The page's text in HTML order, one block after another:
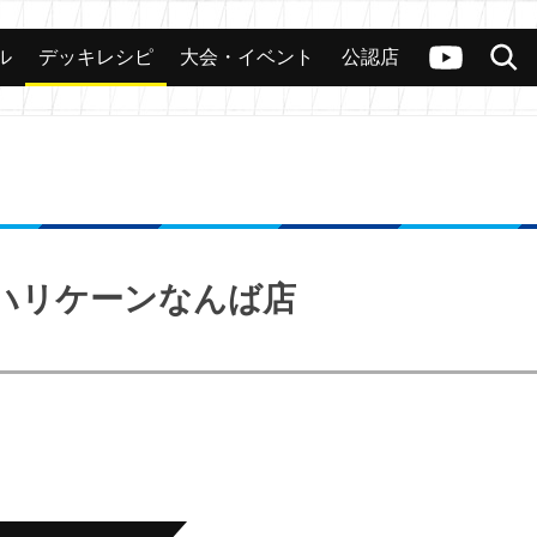
ヴァンガードch
検索
カード 大会 公認店舗 その他
デッキレシピ 大会・イベント 公認店
リケーンなんば店